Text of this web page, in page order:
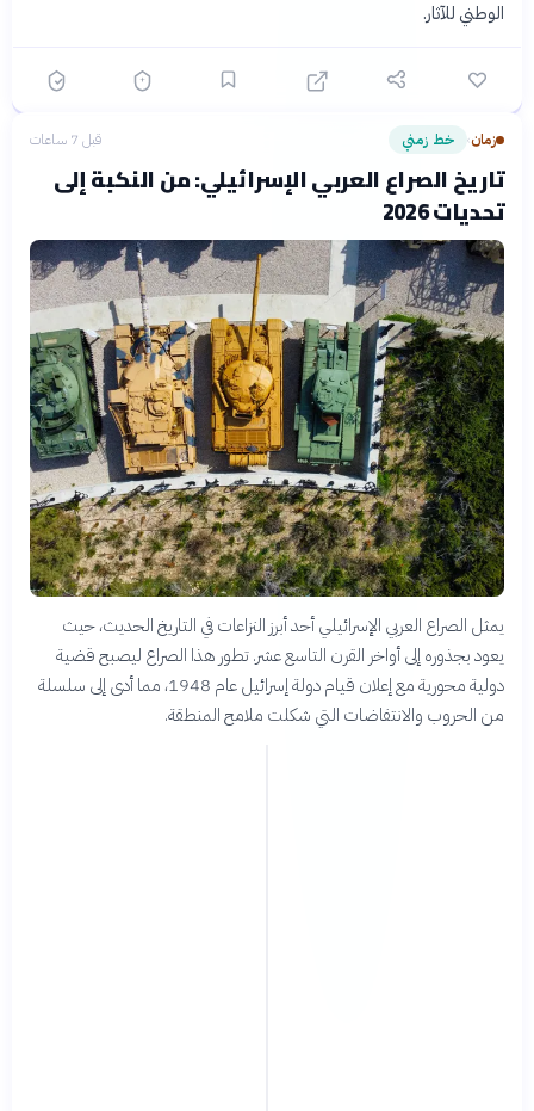
الوطني للآثار.
زمان› خط زمني قبل 7 ساعات
تاريخ الصراع العربي الإسرائيلي: من النكبة إلى
تحديات 2026
يمثل الصراع العربي الإسرائيلي أحد أبرز النزاعات في التاريخ الحديث، حيث
يعود بجذوره إلى أواخر القرن التاسع عشر. تطور هذا الصراع ليصبح قضية
دولية محورية مع إعلان قيام دولة إسرائيل عام 1948، مما أدى إلى سلسلة
من الحروب والانتفاضات التي شكلت ملامح المنطقة.